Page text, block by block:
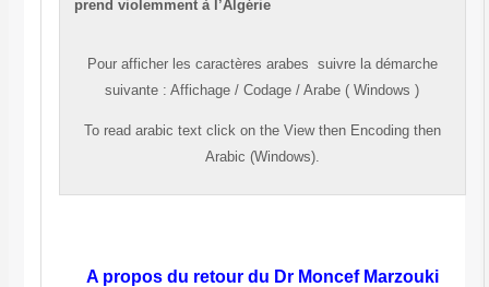
prend violemment à l’Algérie
Pour afficher les caractères arabes suivre la démarche
suivante : Affichage /Codage /Arabe ( Windows )
To read arabic text click on the ViewthenEncoding then
Arabic (Windows).
A propos du retour du Dr Moncef Marzouki